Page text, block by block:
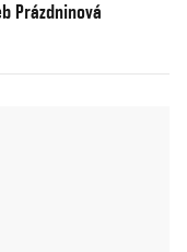
Prázdninová